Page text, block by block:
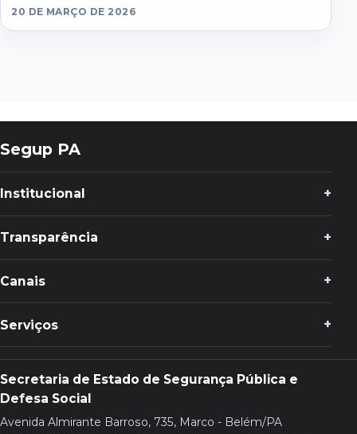
20 DE MARÇO DE 2026
Segup PA
Institucional
Transparência
Canais
Serviços
Secretaria de Estado de Segurança Pública e
Defesa Social
Avenida Almirante Barroso, 735, Marco - Belém/PA